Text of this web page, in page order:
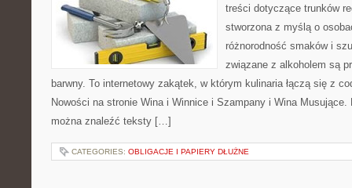
treści dotyczące trunków
stworzona z myślą o
różnorodność smaków i
związane z alkoholem są
barwny. To internetowy zakątek, w którym kulinaria łączą się z
Nowości na stronie Wina i Winnice i Szampany i Wina Musujące.
można znaleźć teksty […]
CATEGORIES: OBLIGACJE I PAPIERY DŁUŻNE